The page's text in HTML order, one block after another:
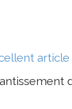
article